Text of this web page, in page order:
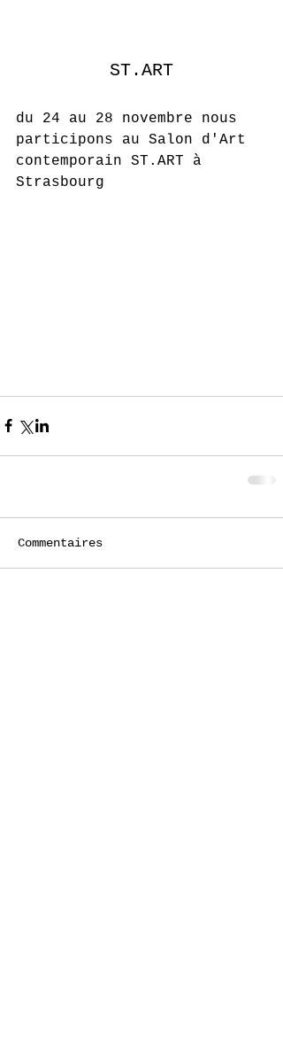
ST.ART
du 24 au 28 novembre nous
participons au Salon d'Art
contemporain ST.ART à
Strasbourg
Commentaires